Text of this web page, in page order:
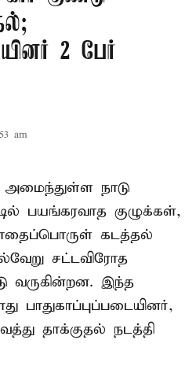
2 பேர்
am
நாடு
பயங்கரவாத குழுக்கள்,
கடத்தல்
சட்டவிரோத
வருகின்றன. இந்த
தாக்குதல் நடத்தி